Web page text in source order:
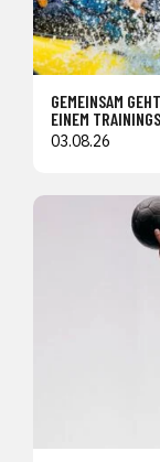
GEMEINSAM
EINEM
03.08.26